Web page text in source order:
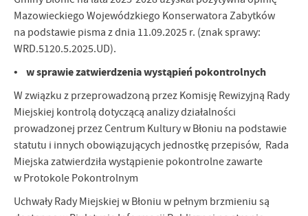
Mazowieckiego Wojewódzkiego Konserwatora Zabytków
na podstawie pisma z dnia 11.09.2025 r. (znak sprawy:
WRD.5120.5.2025.UD).
• w sprawie zatwierdzenia wystąpień pokontrolnych
W związku z przeprowadzoną przez Komisję Rewizyjną Rady
Miejskiej kontrolą dotyczącą analizy działalności
prowadzonej przez Centrum Kultury w Błoniu na podstawie
statutu i innych obowiązujących jednostkę przepisów, Rada
Miejska zatwierdziła wystąpienie pokontrolne zawarte
w Protokole Pokontrolnym
Uchwały Rady Miejskiej w Błoniu w pełnym brzmieniu są